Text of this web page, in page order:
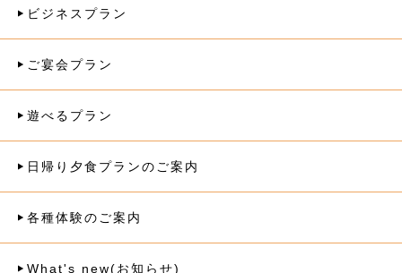
ビジネスプラン
ご宴会プラン
遊べるプラン
日帰り夕食プランのご案内
各種体験のご案内
What's new(お知らせ)